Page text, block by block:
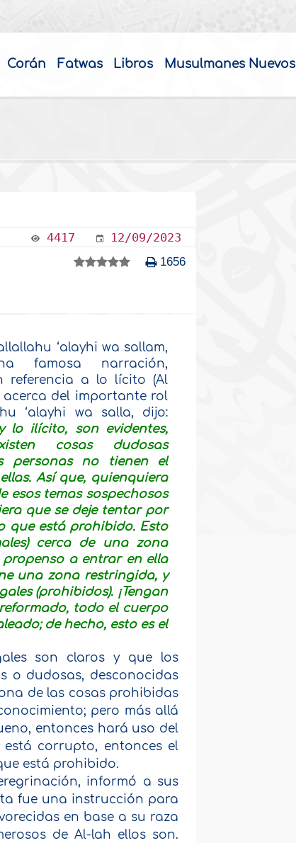
Corán Fatwas Libros Musulmanes Nuevos
4417 12/09/2023
1656
‘alayhi wa sallam,
famosa narración,
referencia a lo lícito (Al
acerca del importante rol
‘alayhi wa salla, dijo:
lo ilícito, son evidentes,
cosas dudosas
personas no tienen el
Así que, quienquiera
esos temas sospechosos
que se deje tentar por
que está prohibido. Esto
cerca de una zona
a entrar en ella
una zona restringida, y
(prohibidos). ¡Tengan
todo el cuerpo
de hecho, esto es el
son claros y que los
o dudosas, desconocidas
de las cosas prohibidas
pero más allá
entonces hará uso del
corrupto, entonces el
está prohibido.
informó a sus
fue una instrucción para
en base a su raza
de Al-lah ellos son.